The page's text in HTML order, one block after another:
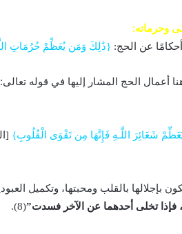
وحرماته:
عن الحج: {ذَٰلِكَ وَمَن يُعَظِّمْ حُرُمَاتِ
أعمال الحج المشار إليها في قوله تعالى:
شَعَائِرَ اللَّـهِ فَإِنَّهَا مِن تَقْوَى الْقُلُوبِ}
بإجلالها بالقلب ومحبتها، وتكميل
فإذا تخلى أحدهما عن الآخر فسدت”(8).